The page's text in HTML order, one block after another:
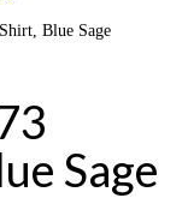
Blue Sage
Sage